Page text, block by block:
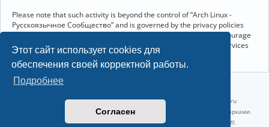
Этот сайт использует cookies для
обеспечения своей корректной работы.
Подробнее
Согласен
Please note that such activity is beyond the control of “Arch Linux -
Русскоязычное Сообщество” and is governed by the privacy policies
and terms of service of the respective external websites. We encourage
you to review the privacy and cookie policies of any third-party services
you interact with through embedded content.
Linux 6.18.40-1-lts x86_64 GNU/Linux 2026-07-26 08:48:12 |
vps reg.ru
Название и логотип Arch Linux ™ являются признанными торговыми марками.
Linux ® — зарегистрированная торговая марка Linus Torvalds и LMI.